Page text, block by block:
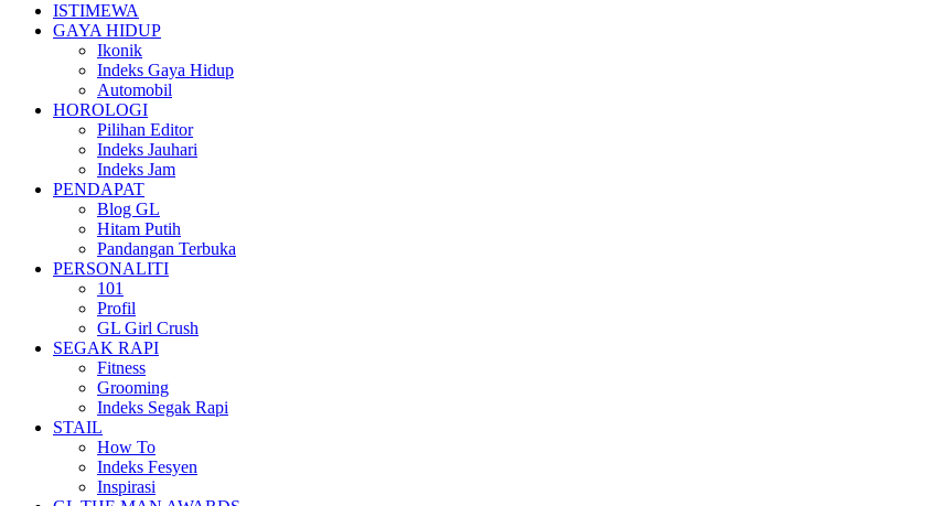
ISTIMEWA
GAYA HIDUP
Ikonik
Indeks Gaya Hidup
Automobil
HOROLOGI
Pilihan Editor
Indeks Jauhari
Indeks Jam
PENDAPAT
Blog GL
Hitam Putih
Pandangan Terbuka
PERSONALITI
101
Profil
GL Girl Crush
SEGAK RAPI
Fitness
Grooming
Indeks Segak Rapi
STAIL
How To
Indeks Fesyen
Inspirasi